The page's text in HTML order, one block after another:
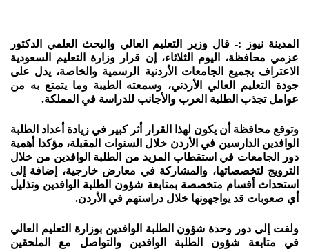
المدينة نيوز :- قال وزير التعليم العالي والبحث العلمي الدكتور
عزمي محافظة، اليوم الثلاثاء، إن قرار وزارة التعليم السعودية
الاعتراف بجميع الجامعات الأردنية الرسمية والخاصة، يدل على
جودة التعليم العالي الأردني، وسمعته الطيبة وما يتمتع به من
عوامل تجذب الطلبة العرب والأجانب للدراسة في المملكة.
وتوقع محافظة أن يكون لهذا القرار أثر كبير في زيادة أعداد الطلبة
الوافدين الدارسين في الأردن خلال السنوات المقبلة، مؤكدا أهمية
دور الجامعات في استقطاب المزيد من الطلبة الوافدين من خلال
الترويج لتخصصاتها، والمشاركة في معارض خارجية، إضافة إلى
استحداث أقسام متخصصة بمتابعة شؤون الطلبة الوافدين وتذليل
أي صعوبات قد يواجهونها خلال دراستهم في الأردن.
ولفت إلى دور وحدة شؤون الطلبة الوافدين بوزارة التعليم العالي
في متابعة شؤون الطلبة الوافدين والتواصل مع الملحقين